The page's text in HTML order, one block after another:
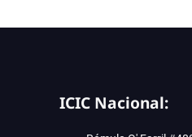
ICIC Nacional: